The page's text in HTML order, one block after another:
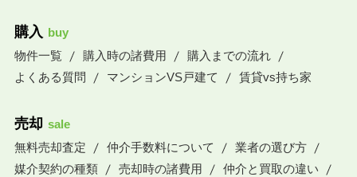
購入 buy
物件一覧
購入時の諸費用
購入までの流れ
よくある質問
マンションVS戸建て 賃貸vs持ち家
売却 sale
無料売却査定
仲介手数料について
業者の選び方
媒介契約の種類
売却時の諸費用
仲介と買取の違い